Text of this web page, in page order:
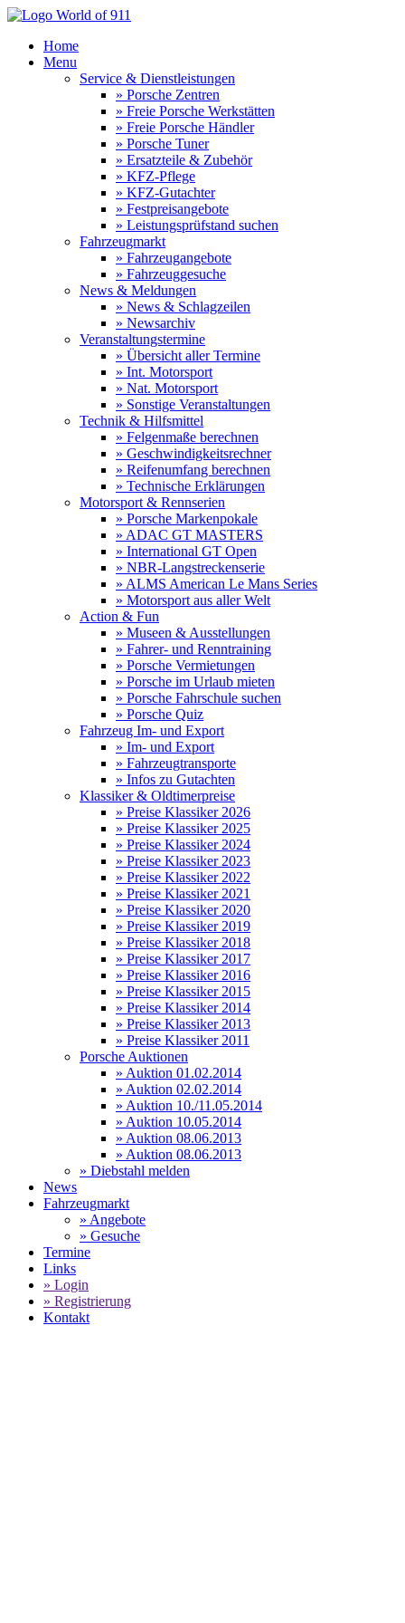
Home
Menu
Service & Dienstleistungen
» Porsche Zentren
» Freie Porsche Werkstätten
» Freie Porsche Händler
» Porsche Tuner
» Ersatzteile & Zubehör
» KFZ-Pflege
» KFZ-Gutachter
» Festpreisangebote
» Leistungsprüfstand suchen
Fahrzeugmarkt
» Fahrzeugangebote
» Fahrzeuggesuche
News & Meldungen
» News & Schlagzeilen
» Newsarchiv
Veranstaltungstermine
» Übersicht aller Termine
» Int. Motorsport
» Nat. Motorsport
» Sonstige Veranstaltungen
Technik & Hilfsmittel
» Felgenmaße berechnen
» Geschwindigkeitsrechner
» Reifenumfang berechnen
» Technische Erklärungen
Motorsport & Rennserien
» Porsche Markenpokale
» ADAC GT MASTERS
» International GT Open
» NBR-Langstreckenserie
» ALMS American Le Mans Series
» Motorsport aus aller Welt
Action & Fun
» Museen & Ausstellungen
» Fahrer- und Renntraining
» Porsche Vermietungen
» Porsche im Urlaub mieten
» Porsche Fahrschule suchen
» Porsche Quiz
Fahrzeug Im- und Export
» Im- und Export
» Fahrzeugtransporte
» Infos zu Gutachten
Klassiker & Oldtimerpreise
» Preise Klassiker 2026
» Preise Klassiker 2025
» Preise Klassiker 2024
» Preise Klassiker 2023
» Preise Klassiker 2022
» Preise Klassiker 2021
» Preise Klassiker 2020
» Preise Klassiker 2019
» Preise Klassiker 2018
» Preise Klassiker 2017
» Preise Klassiker 2016
» Preise Klassiker 2015
» Preise Klassiker 2014
» Preise Klassiker 2013
» Preise Klassiker 2011
Porsche Auktionen
» Auktion 01.02.2014
» Auktion 02.02.2014
» Auktion 10./11.05.2014
» Auktion 10.05.2014
» Auktion 08.06.2013
» Auktion 08.06.2013
» Diebstahl melden
News
Fahrzeugmarkt
» Angebote
» Gesuche
Termine
Links
» Login
» Registrierung
Kontakt